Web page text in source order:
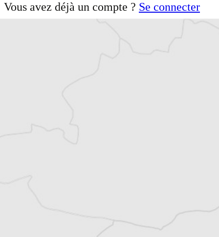
Vous avez déjà un compte ? Se connecter